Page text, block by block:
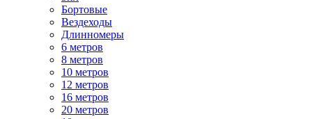
Бортовые
Вездеходы
Длинномеры
6 метров
8 метров
10 метров
12 метров
16 метров
20 метров